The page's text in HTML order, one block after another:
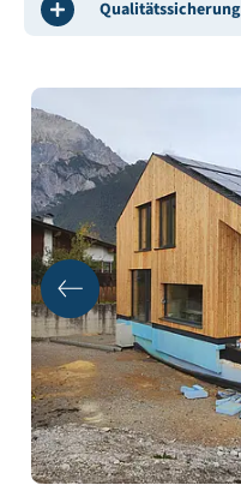
Qualitätssicherung